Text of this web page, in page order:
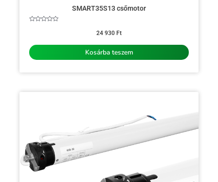
SMART35S13 csőmotor
24 930 Ft
Kosárba teszem